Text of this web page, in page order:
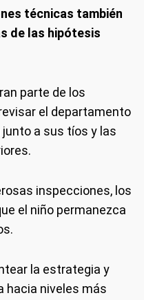
técnicas también
de las hipótesis
parte de los
el departamento
a sus tíos y las
inspecciones, los
el niño permanezca
la estrategia y
hacia niveles más